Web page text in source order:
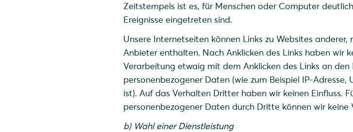
Zeitstempels ist es, für Menschen oder Computer
Ereignisse eingetreten sind.
Unsere Internetseiten können Links zu Websites
Anbieter enthalten. Nach Anklicken des Links haben wir
Verarbeitung etwaig mit dem Anklicken des Links an
personenbezogener Daten (wie zum Beispiel IP-Adresse,
ist). Auf das Verhalten Dritter haben wir keinen Einfluss.
personenbezogener Daten durch Dritte können wir
b) Wahl einer Dienstleistung